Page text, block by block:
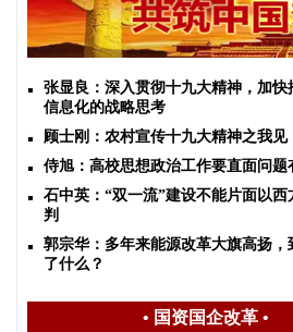
张显良：深入贯彻十九大精神，加快
信息化的战略思考
顾士刚：农村宣传十九大精神之我见
侍旭：高校思想政治工作要直面问题
石中英：“双一流”建设不能片面以西
判
郭宗华：多年来能源改革大旗高扬，
了什么？
• 国资国企改革•